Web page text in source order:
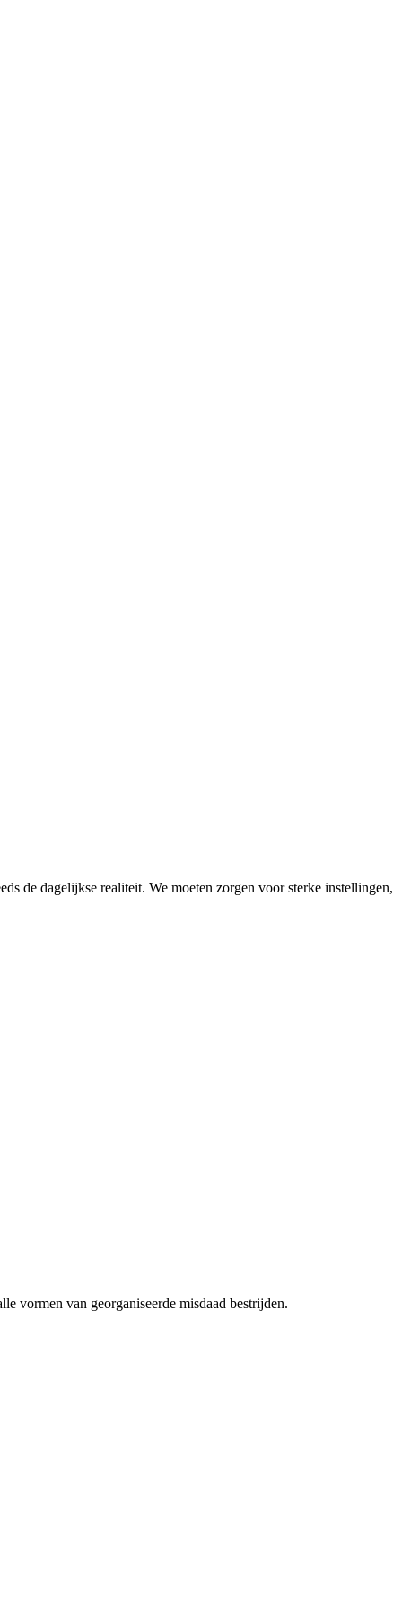
de dagelijkse realiteit. We moeten zorgen voor sterke instellingen,
vormen van georganiseerde misdaad bestrijden.